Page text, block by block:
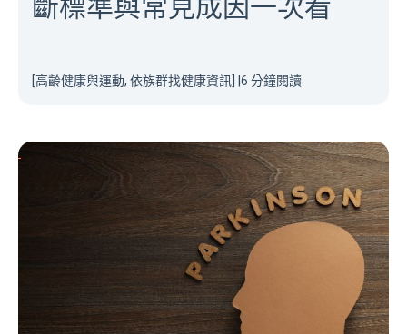
斷標準與常見成因一次看
[高齡健康與運動, 依族群找健康資訊] 6 分鐘閱讀